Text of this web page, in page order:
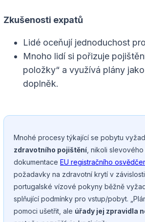
Zkušenosti expatů
Lidé oceňují jednoduchost
Mnoho lidí si pořizuje
položky“ a využívá plány
doplněk.
Mnohé procesy týkající se pobytu
zdravotního pojištění , nikoli
dokumentace EU registračního
požadavky na zdravotní krytí v
portugalské vízové pokyny běžně
splňující podmínky pro vstup/pobyt.
pomoci ušetřit, ale úřady jej zpravidla